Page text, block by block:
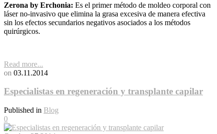
Zerona by Erchonia: Es el primer método de moldeo corporal con
láser no-invasivo que elimina la grasa excesiva de manera efectiva
sin los efectos secundarios negativos asociados a los métodos
quirúrgicos.
Read more...
on 03.11.2014
Especialistas en regeneración y transplante capilar
Published in Blog
0